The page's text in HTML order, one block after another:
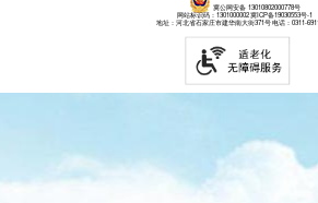
冀公网安备 13010802000778号
网站标识码：1301000002冀ICP备19030553号-1
地址：河北省石家庄市建华南大街371号电话：0311-